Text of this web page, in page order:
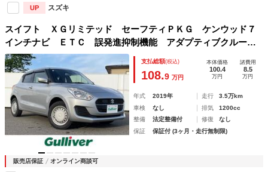
UP スズキ
スイフト ＸＧリミテッド セーフティＰＫＧ ケンウッド７
インチナビ ＥＴＣ 誤発進抑制機能 アダプティブクルーズ
コントロール ハイビームアシスト 前席シートヒーター ヒ
ーター付ドアミラー デュアルセンサーブレーキサポート
支払総額(税込)
108.9 万円
本体価格
100.4
万円
諸費用
8.5
万円
年式 2019年 走行
3.5万km
車検
なし 排気
1200cc
整備
法定整備付 修復
なし
保証
保証付 (3ヶ月・走行無制限)
販売店保証 オンライン商談可